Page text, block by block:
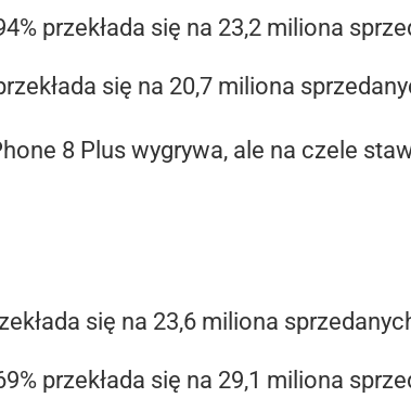
przekłada się na 23,2 miliona
się na 20,7 miliona
8 Plus wygrywa, ale na czele
się na 23,6 miliona
przekłada się na 29,1 miliona